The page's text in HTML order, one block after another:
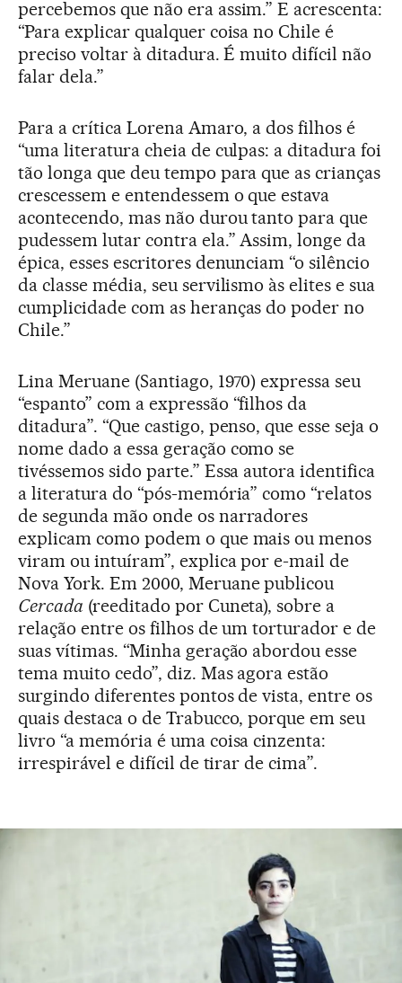
percebemos que não era assim.” E acrescenta:
“Para explicar qualquer coisa no Chile é
preciso voltar à ditadura. É muito difícil não
falar dela.”
Para a crítica Lorena Amaro, a dos filhos é
“uma literatura cheia de culpas: a ditadura foi
tão longa que deu tempo para que as crianças
crescessem e entendessem o que estava
acontecendo, mas não durou tanto para que
pudessem lutar contra ela.” Assim, longe da
épica, esses escritores denunciam “o silêncio
da classe média, seu servilismo às elites e sua
cumplicidade com as heranças do poder no
Chile.”
Lina Meruane (Santiago, 1970) expressa seu
“espanto” com a expressão “filhos da
ditadura”. “Que castigo, penso, que esse seja o
nome dado a essa geração como se
tivéssemos sido parte.” Essa autora identifica
a literatura do “pós-memória” como “relatos
de segunda mão onde os narradores
explicam como podem o que mais ou menos
viram ou intuíram”, explica por e-mail de
Nova York. Em 2000, Meruane publicou
Cercada (reeditado por Cuneta), sobre a
relação entre os filhos de um torturador e de
suas vítimas. “Minha geração abordou esse
tema muito cedo”, diz. Mas agora estão
surgindo diferentes pontos de vista, entre os
quais destaca o de Trabucco, porque em seu
livro “a memória é uma coisa cinzenta:
irrespirável e difícil de tirar de cima”.